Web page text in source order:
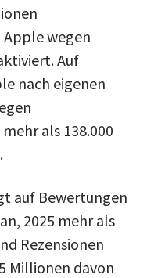
wegen
Auf
nach eigenen
als 138.000
auf Bewertungen
2025 mehr als
Rezensionen
Millionen davon